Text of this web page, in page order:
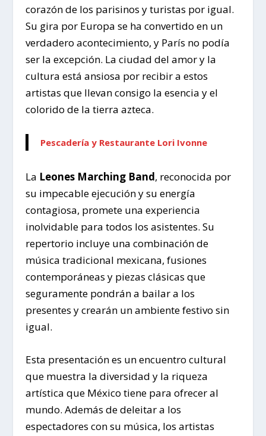
corazón de los parisinos y turistas por igual.
Su gira por Europa se ha convertido en un
verdadero acontecimiento, y París no podía
ser la excepción. La ciudad del amor y la
cultura está ansiosa por recibir a estos
artistas que llevan consigo la esencia y el
colorido de la tierra azteca.
Pescadería y Restaurante Lori Ivonne
La Leones Marching Band, reconocida por
su impecable ejecución y su energía
contagiosa, promete una experiencia
inolvidable para todos los asistentes. Su
repertorio incluye una combinación de
música tradicional mexicana, fusiones
contemporáneas y piezas clásicas que
seguramente pondrán a bailar a los
presentes y crearán un ambiente festivo sin
igual.
Esta presentación es un encuentro cultural
que muestra la diversidad y la riqueza
artística que México tiene para ofrecer al
mundo. Además de deleitar a los
espectadores con su música, los artistas